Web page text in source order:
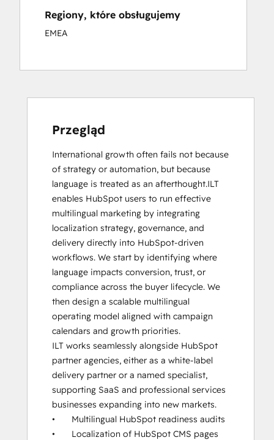
Regiony, które obsługujemy
EMEA
Przegląd
International growth often fails not because
of strategy or automation, but because
language is treated as an afterthought.ILT
enables HubSpot users to run effective
multilingual marketing by integrating
localization strategy, governance, and
delivery directly into HubSpot-driven
workflows. We start by identifying where
language impacts conversion, trust, or
compliance across the buyer lifecycle. We
then design a scalable multilingual
operating model aligned with campaign
calendars and growth priorities.
ILT works seamlessly alongside HubSpot
partner agencies, either as a white-label
delivery partner or a named specialist,
supporting SaaS and professional services
businesses expanding into new markets.
•	Multilingual HubSpot readiness audits
•	Localization of HubSpot CMS pages